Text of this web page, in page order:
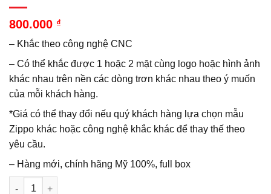
800.000 ₫
– Khắc theo công nghệ CNC
– Có thể khắc được 1 hoặc 2 mặt cùng logo hoặc hình ảnh
khác nhau trên nền các dòng trơn khác nhau theo ý muốn
của mỗi khách hàng.
*Giá có thể thay đổi nếu quý khách hàng lựa chọn mẫu
Zippo khác hoặc công nghệ khắc khác để thay thế theo
yêu cầu.
– Hàng mới, chính hãng Mỹ 100%, full box
Số lượng